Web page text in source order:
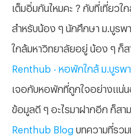
เต็มอิ่มกันไหมคะ ? กับที่เที่ยวใ
สำหรับน้อง ๆ นักศึกษา ม.บูรพ
ใกล้มหาวิทยาลัยอยู่ น้อง ๆ ก็ส
Renthub - หอพักใกล้ ม.บูรพา
เจอกับหอพักที่ถูกใจอย่างแน่น
ข้อมูลดี ๆ อะไรมาฝากอีก ก็สา
Renthub Blog บทความที่รว